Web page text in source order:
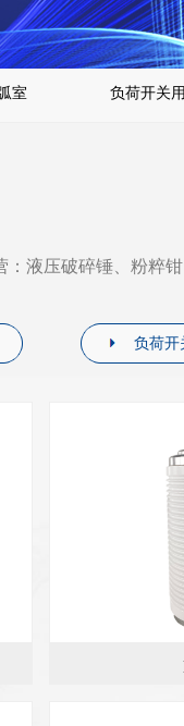
室 负荷开关
：液压破碎锤、粉粹
负荷开